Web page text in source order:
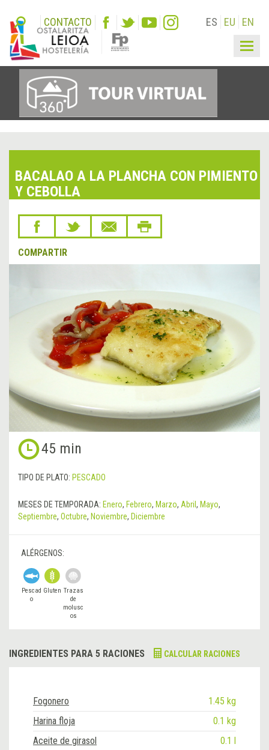
CONTACTO ES EU EN
BACALAO A LA PLANCHA CON PIMIENTO
Y CEBOLLA
COMPARTIR
45 min
TIPO DE PLATO: PESCADO
MESES DE TEMPORADA: Enero, Febrero, Marzo, Abril , Mayo,
Septiembre, Octubre, Noviembre, Diciembre
ALÉRGENOS:
Pescad
o
Gluten Trazas
de
molusc
os
INGREDIENTES PARA 5 RACIONES CALCULAR RACIONES
Fogonero
1.45 kg
Harina floja
0.1 kg
Aceite de girasol
0.1 l